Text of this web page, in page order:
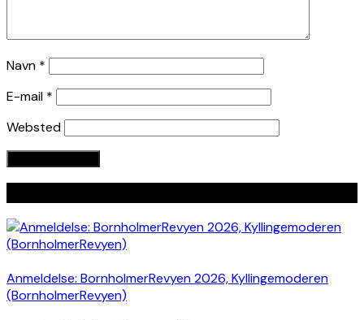
Navn *
E-mail *
Websted
Anmeldelse: BornholmerRevyen 2026, Kyllingemoderen
(BornholmerRevyen)